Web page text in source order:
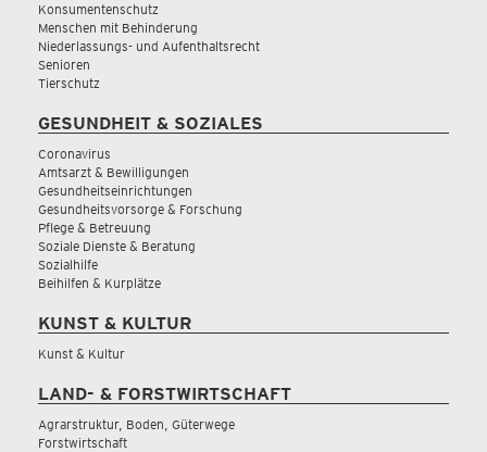
Konsumentenschutz
Menschen mit Behinderung
Niederlassungs- und Aufenthaltsrecht
Senioren
Tierschutz
GESUNDHEIT & SOZIALES
Coronavirus
Amtsarzt & Bewilligungen
Gesundheitseinrichtungen
Gesundheitsvorsorge & Forschung
Pflege & Betreuung
Soziale Dienste & Beratung
Sozialhilfe
Beihilfen & Kurplätze
KUNST & KULTUR
Kunst & Kultur
LAND- & FORSTWIRTSCHAFT
Agrarstruktur, Boden, Güterwege
Forstwirtschaft